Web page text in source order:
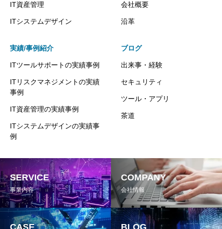
IT資産管理
ITシステムデザイン
会社概要
沿革
実績/事例紹介
ITツールサポートの実績事例
ITリスクマネジメントの実績
事例
IT資産管理の実績事例
ITシステムデザインの実績事
例
ブログ
出来事・経験
セキュリティ
ツール・アプリ
茶道
SERVICE
事業内容
COMPANY
会社情報